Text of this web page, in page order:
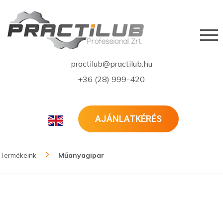
practilub@practilub.hu
+36 (28) 999-420
AJÁNLATKÉRÉS
Termékeink Műanyagipar